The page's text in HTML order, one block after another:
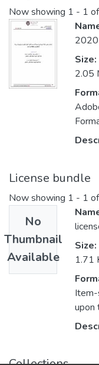
Now showing 1 - 1
Size:
2.05
License bundle
Now showing 1 - 1
No
Thumbnail
Available
Size:
1.71
Item-
upon